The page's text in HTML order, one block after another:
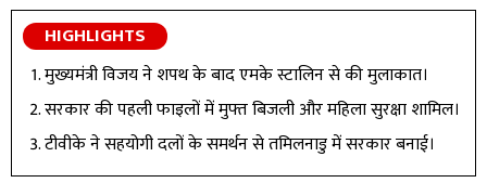
HIGHLIGHTS
मुख्यमंत्री विजय ने शपथ के बाद एमके स्टालिन से की मुलाकात।
सरकार की पहली फाइलों में मुफ्त बिजली और महिला सुरक्षा शामिल।
टीवीके ने सहयोगी दलों के समर्थन से तमिलनाडु में सरकार बनाई।